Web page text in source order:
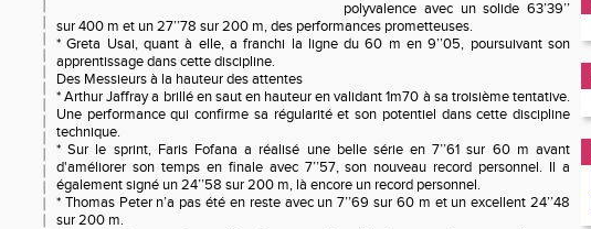
polyvalence avec un solide 63’39’’
sur 400 m et un 27’’78 sur 200 m, des performances prometteuses.
* Greta Usai, quant à elle, a franchi la ligne du 60 m en 9’’05, poursuivant son
apprentissage dans cette discipline.
Des Messieurs à la hauteur des attentes
* Arthur Jaffray a brillé en saut en hauteur en validant 1m70 à sa troisième tentative.
Une performance qui confirme sa régularité et son potentiel dans cette discipline
technique.
* Sur le sprint, Faris Fofana a réalisé une belle série en 7’’61 sur 60 m avant
d'améliorer son temps en finale avec 7’’57, son nouveau record personnel. Il a
également signé un 24’’58 sur 200 m, là encore un record personnel.
* Thomas Peter n’a pas été en reste avec un 7’’69 sur 60 m et un excellent 24’’48
sur 200 m.